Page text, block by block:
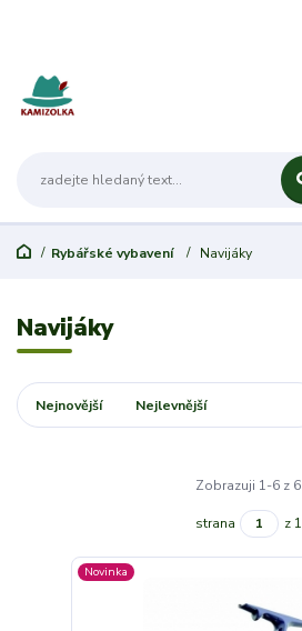
Rybářské vybavení Navijáky
Navijáky
Nejnovější Nejlevnější
Zobrazuji 1-6 z 6
strana z 1
Novinka